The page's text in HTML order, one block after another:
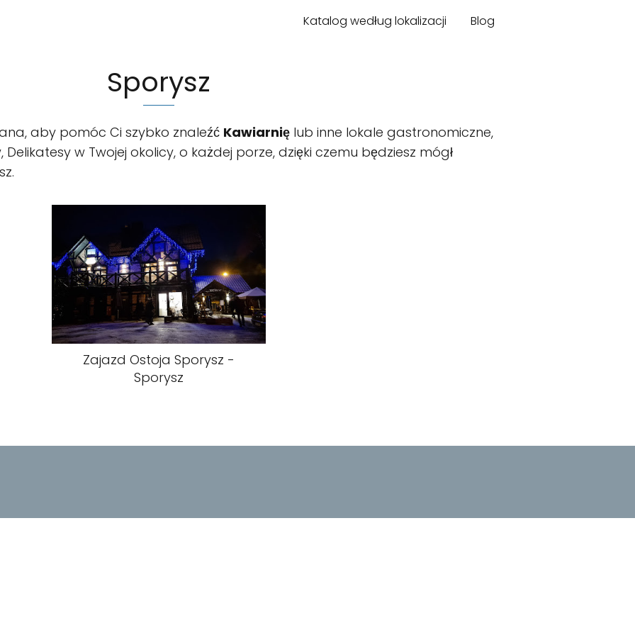
Katalog według lokalizacji Blog
Sporysz
aby pomóc Ci szybko znaleźć Kawiarnię lub inne lokale gastronomiczne,
Delikatesy w Twojej okolicy, o każdej porze, dzięki czemu będziesz mógł
Zajazd Ostoja Sporysz -
Sporysz